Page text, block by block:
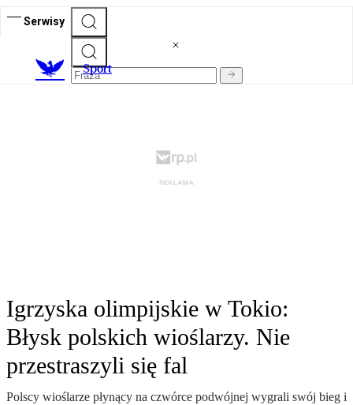
Serwisy
Sport
Igrzyska olimpijskie w Tokio:
Błysk polskich wioślarzy. Nie
przestraszyli się fal
Polscy wioślarze płynący na czwórce podwójnej wygrali swój bieg i